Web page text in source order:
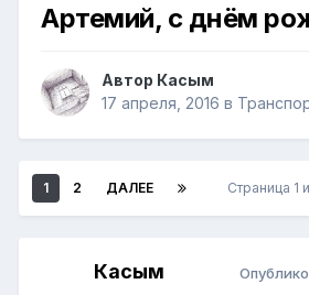
Артемий, с днём
Автор Касым
17 апреля, 2016 в
1 2 ДАЛЕЕ Страница 1
Касым